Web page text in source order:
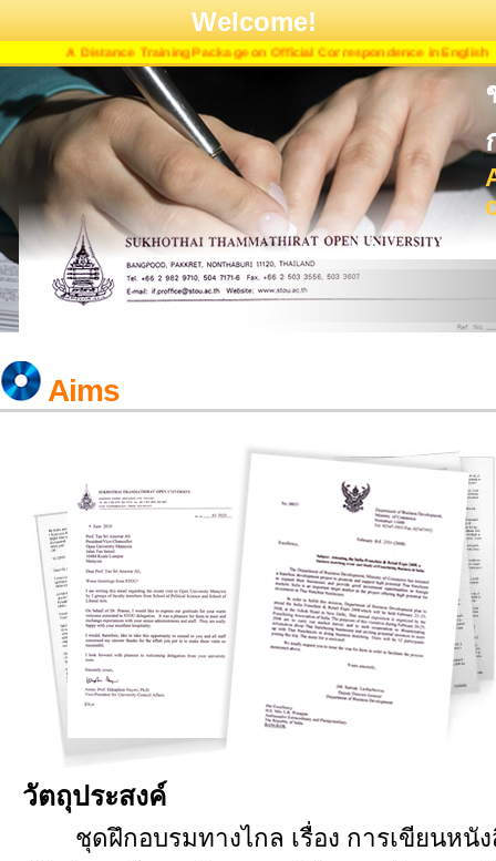
Welcome!
A Distance Training Package on Official Correspondence in English
Aims
วัตถุประสงค์
ชุดฝึกอบรมทางไกล เรื่อง การเขียนหนัง